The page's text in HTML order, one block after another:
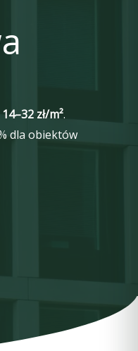
14–32 zł/m².
dla obiektów